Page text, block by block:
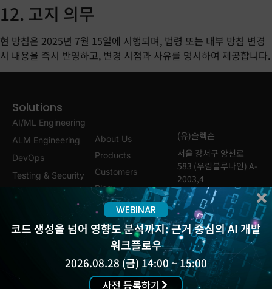
12. 고지 의무
현 방침은 2025년 7월 15일에 시행되며, 법령 또는 내부 방침 변경
시 내용을 즉시 반영하고, 변경 시점과 사유를 명시하여 제공합니다.
Solutions
AI/ML Engineering
ALM Engineering
DevOps
Testing & Security
Experience Platform
About Us
Products
Customers
Blog
Events
Insight Report
Newsletter
Contact
Support
(유)슬렉슨
서울 강서구 양천로
583 (우림블루나인) A-
2003,4
02-555-4887, 4847
WEBINAR
코드 생성을 넘어 영향도 분석까지: 근거 중심의 AI 개발
워크플로우
2026.08.28 (금) 14:00 ~ 15:00
사전 등록하기